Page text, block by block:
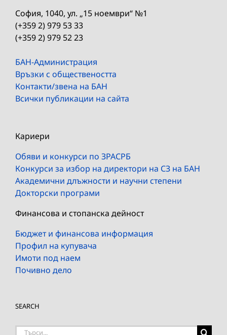
София, 1040, ул. „15 ноември“ №1
(+359 2) 979 53 33
(+359 2) 979 52 23
БАН-Администрация
Връзки с обществеността
Контакти/звена на БАН
Всички публикации на сайта
Кариери
Обяви и конкурси по ЗРАСРБ
Конкурси за избор на директори на СЗ на БАН
Академични длъжности и научни степени
Докторски програми
Финансова и стопанска дейност
Бюджет и финансова информация
Профил на купувача
Имоти под наем
Почивно дело
SEARCH
Търсене